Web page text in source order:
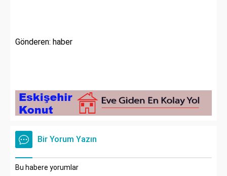
Gönderen: haber
Bir Yorum Yazın
Bu habere yorumlar